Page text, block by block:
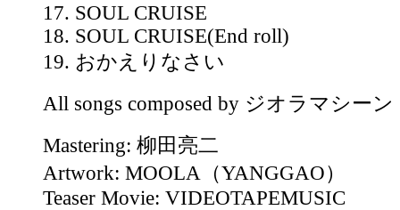
17. SOUL CRUISE
18. SOUL CRUISE(End roll)
19. おかえりなさい
All songs composed by ジオラマシーン
Mastering: 柳田亮二
Artwork: MOOLA（YANGGAO）
Teaser Movie: VIDEOTAPEMUSIC